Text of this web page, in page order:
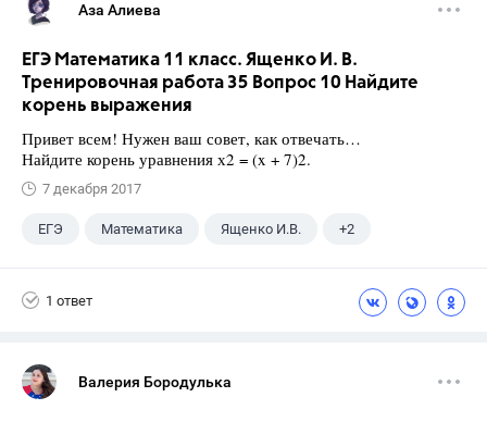
Аза Алиева
ЕГЭ Математика 11 класс. Ященко И. В.
Тренировочная работа 35 Вопрос 10 Найдите
корень выражения
Привет всем! Нужен ваш совет, как отвечать…
Найдите корень уравнения х2 = (x + 7)2.
7 декабря 2017
ЕГЭ Математика Ященко И.В. +2
1 ответ
Валерия Бородулька